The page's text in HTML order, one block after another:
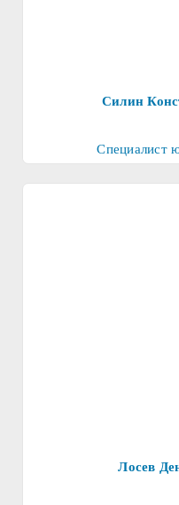
Силин
Специалист
Лосев